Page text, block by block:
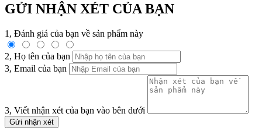
GỬI NHẬN XÉT CỦA BẠN
1, Đánh giá của bạn về sản phẩm này
2, Họ tên của bạn
3, Email của bạn
3, Viết nhận xét của bạn vào bên dưới
Gửi nhận xét